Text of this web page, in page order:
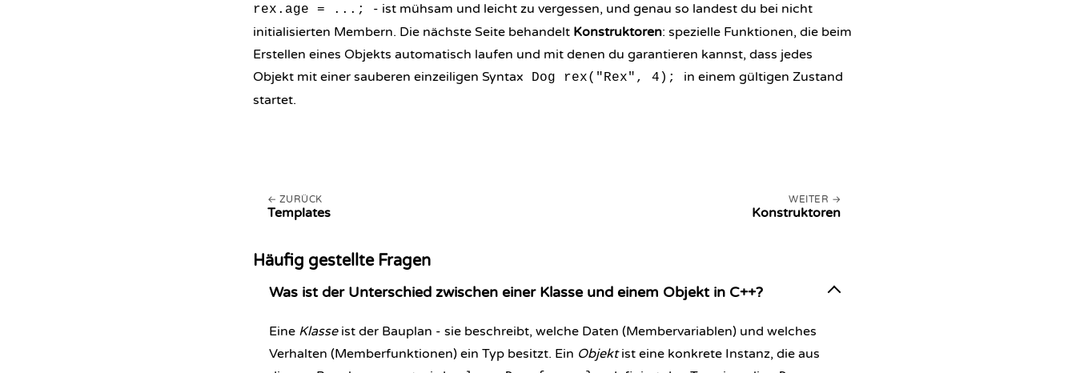
rex.age = ...;
- ist mühsam und leicht zu vergessen, und genau so landest du bei nicht
initialisierten Membern. Die nächste Seite behandelt Konstruktoren: spezielle Funktionen, die beim
Erstellen eines Objekts automatisch laufen und mit denen du garantieren kannst, dass jedes
Objekt mit einer sauberen einzeiligen Syntax
Dog rex("Rex", 4);
in einem gültigen Zustand
startet.
ZURÜCK
Templates
WEITER
Konstruktoren
Häufig gestellte Fragen
Was ist der Unterschied zwischen einer Klasse und einem Objekt in C++?
Eine Klasseist der Bauplan - sie beschreibt, welche Daten (Membervariablen) und welches
Verhalten (Memberfunktionen) ein Typ besitzt. Ein Objektist eine konkrete Instanz, die aus